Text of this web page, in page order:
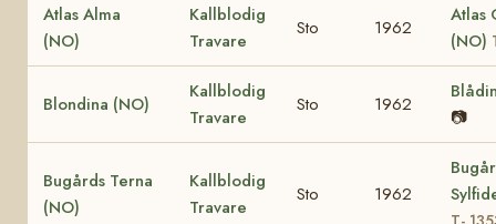
Atlas Alma
(NO)
Kallblodig
Travare
Sto 1962
Atlas
(NO)
Blondina (NO)
Kallblodig
Travare
Sto 1962
📷
Bugårds Terna
(NO)
Kallblodig
Travare
Sto 1962